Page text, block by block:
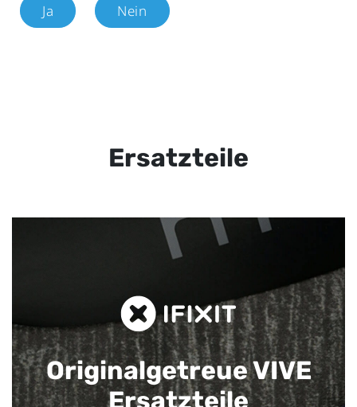
Ja Nein
Ersatzteile
Originalgetreue VIVE
Ersatzteile